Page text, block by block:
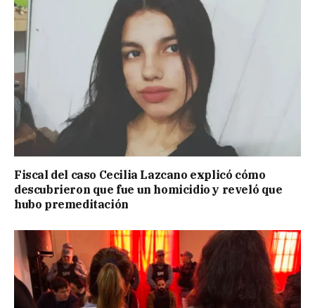
Fiscal del caso Cecilia Lazcano explicó cómo
descubrieron que fue un homicidio y reveló que
hubo premeditación